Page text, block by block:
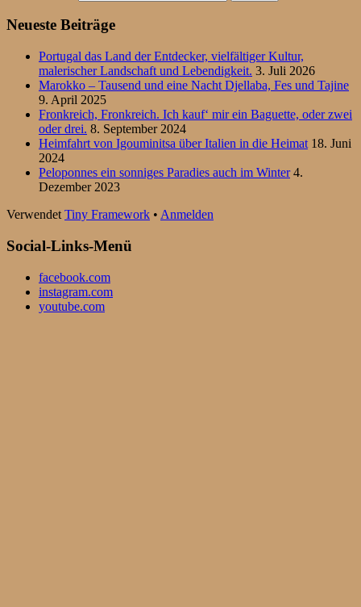
Neueste Beiträge
Portugal das Land der Entdecker, vielfältiger Kultur,
malerischer Landschaft und Lebendigkeit. 3. Juli 2026
Marokko – Tausend und eine Nacht Djellaba, Fes und Tajine
9. April 2025
Fronkreich, Fronkreich. Ich kauf‘ mir ein Baguette, oder zwei
oder drei. 8. September 2024
Heimfahrt von Igouminitsa über Italien in die Heimat 18. Juni
2024
Peloponnes ein sonniges Paradies auch im Winter 4.
Dezember 2023
Verwendet Tiny Framework • Anmelden
Social-Links-Menü
facebook.com
instagram.com
youtube.com